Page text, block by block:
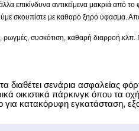
επικίνδυνα αντικείμενα μακριά από το
σκουπίστε με καθαρό ξηρό ύφασμα.
συσκότιση, καθαρή διαρροή
διαθέτει σενάρια ασφαλείας
οικιστικά πάρκινγκ όπου τα
για κατακόρυφη εγκατάσταση,